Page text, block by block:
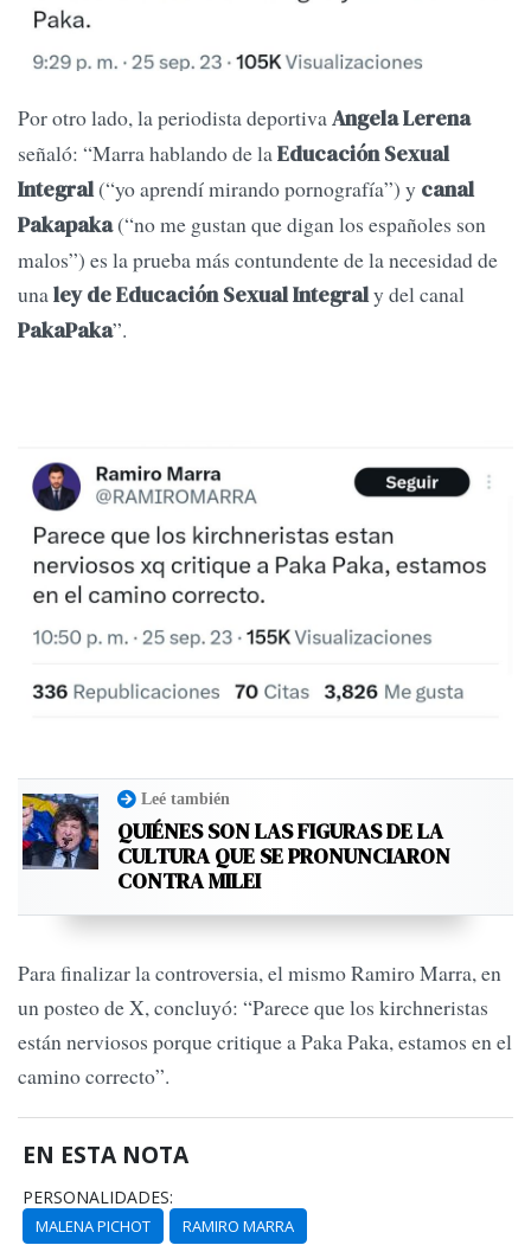
Por otro lado, la periodista deportivaAngela Lerena
señaló: “Marra hablando de laEducación Sexual
Integral(“yo aprendí mirando pornografía”) y canal
Pakapaka(“no me gustan que digan los españoles son
malos”) es la prueba más contundente de la necesidad de
unaley de Educación Sexual Integraly del canal
PakaPaka”.
Leé también
QUIÉNES SON LAS FIGURAS DE LA
CULTURA QUE SE PRONUNCIARON
CONTRA MILEI
Para finalizar la controversia, el mismo Ramiro Marra, en
un posteo de X, concluyó: “Parece que los kirchneristas
están nerviosos porque critique a Paka Paka, estamos en el
camino correcto”.
EN ESTA NOTA
PERSONALIDADES:
MALENA PICHOT RAMIRO MARRA